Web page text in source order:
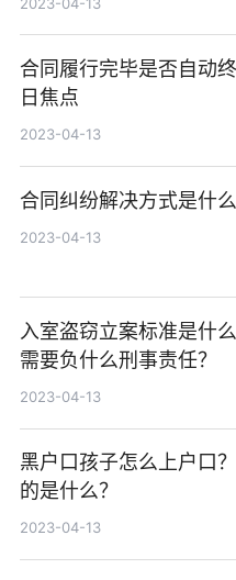
合同履行完毕是否自动
日焦点
2023-04-13
合同纠纷解决方式是什么
2023-04-13
入室盗窃立案标准是什
需要负什么刑事责任？
2023-04-13
黑户口孩子怎么上户口
的是什么？
2023-04-13